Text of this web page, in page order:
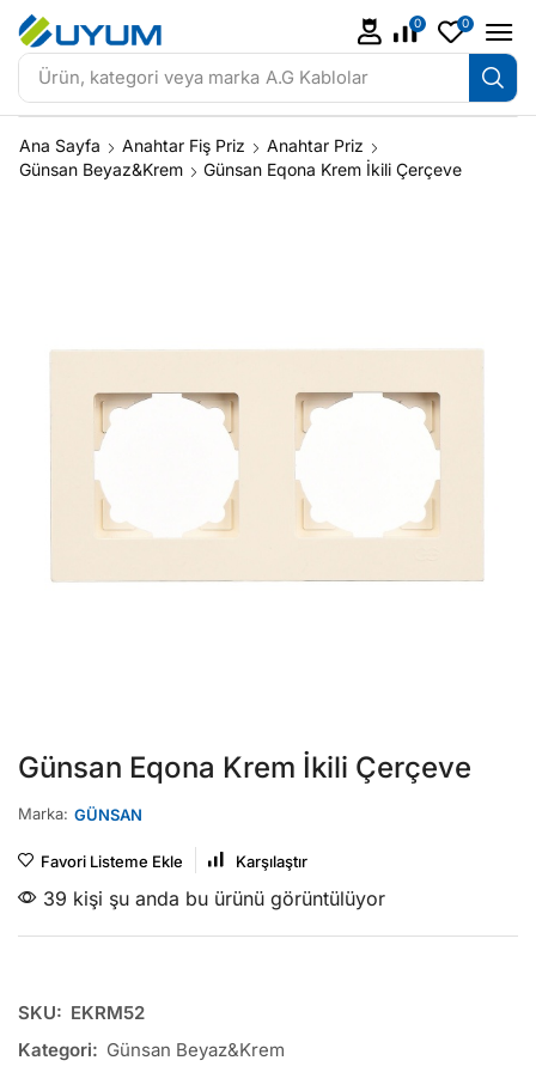
Ürün, kategori veya marka A.G Kablolar
0 0
Ana Sayfa Anahtar Fiş Priz
Anahtar Priz
Günsan Beyaz&Krem
Günsan Eqona Krem İkili Çerçeve
Günsan Eqona Krem İkili Çerçeve
Marka: GÜNSAN
Favori Listeme Ekle Karşılaştır
39 kişi şu anda bu ürünü görüntülüyor
SKU: EKRM52
Kategori: Günsan Beyaz&Krem